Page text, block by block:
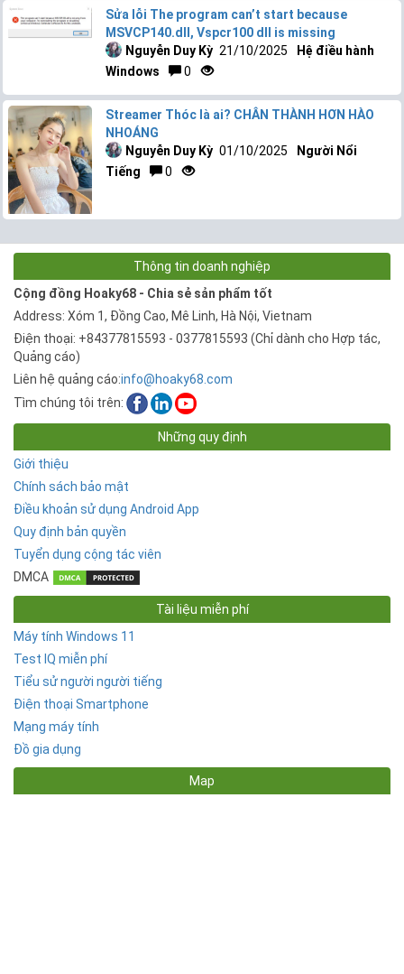
Sửa lỗi The program can’t start because
MSVCP140.dll, Vspcr100 dll is missing
Nguyễn Duy Kỳ 21/10/2025
Hệ điều hành
Windows
0
Streamer Thóc là ai? CHÂN THÀNH HƠN HÀO
NHOÁNG
Nguyễn Duy Kỳ 01/10/2025
Người Nổi
Tiếng
0
Thông tin doanh nghiệp
Cộng đồng Hoaky68 - Chia sẻ sản phẩm tốt
Address: Xóm 1, Đồng Cao, Mê Linh, Hà Nội, Vietnam
Điện thoại: +84377815593 - 0377815593 (Chỉ dành cho Hợp tác,
Quảng cáo)
Liên hệ quảng cáo:info@hoaky68.com
Tìm chúng tôi trên:
Những quy định
Giới thiệu
Chính sách bảo mật
Điều khoản sử dụng Android App
Quy định bản quyền
Tuyển dụng cộng tác viên
DMCA
Tài liệu miễn phí
Máy tính Windows 11
Test IQ miễn phí
Tiểu sử người người tiếng
Điện thoại Smartphone
Mạng máy tính
Đồ gia dụng
Map